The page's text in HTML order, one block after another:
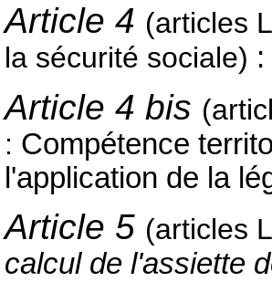
Article 4 (articles
la sécurité sociale)
Article 4 bis
: Compétence
l'application de la
Article 5 (articles
calcul de l'assiette